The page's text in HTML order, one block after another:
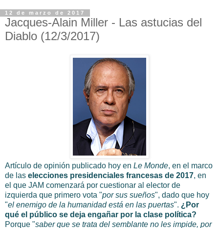
12 de marzo de 2017
Jacques-Alain Miller - Las astucias del
Diablo (12/3/2017)
Artículo de opinión publicado hoy en Le Monde, en el marco
de las elecciones presidenciales francesas de 2017, en
el que JAM comenzará por cuestionar al elector de
izquierda que primero vota "por sus sueños", dado que hoy
"el enemigo de la humanidad está en las puertas". ¿Por
qué el público se deja engañar por la clase política?
Porque "saber que se trata del semblante no les impide, por